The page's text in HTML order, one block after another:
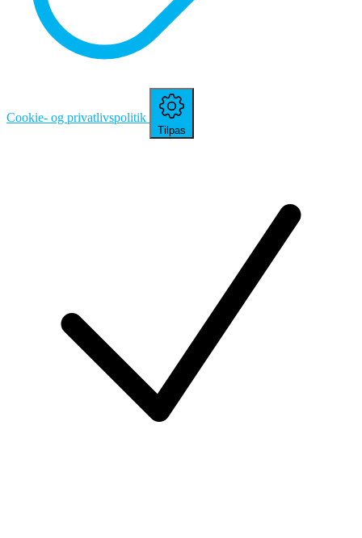
Cookie- og privatlivspolitik
Tilpas